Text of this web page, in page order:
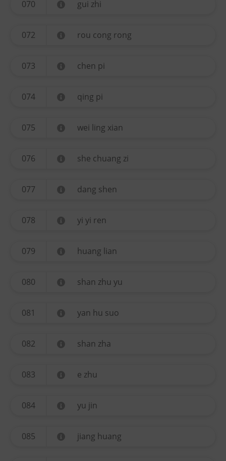
070 gui zhi
072 rou cong rong
073 chen pi
074 qing pi
075 wei ling xian
076 she chuang zi
077 dang shen
078 yi yi ren
079 huang lian
080 shan zhu yu
081 yan hu suo
082 shan zha
083 e zhu
084 yu jin
085 jiang huang